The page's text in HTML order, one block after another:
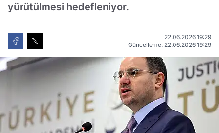
yürütülmesi hedefleniyor.
22.06.2026 19:29
Güncelleme: 22.06.2026 19:29